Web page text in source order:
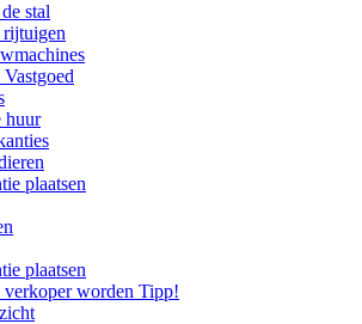
stal
rijtuigen
huur
plaatsen
plaatsen
verkoper worden Tipp!